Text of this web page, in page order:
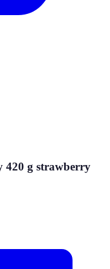
420 g strawberry